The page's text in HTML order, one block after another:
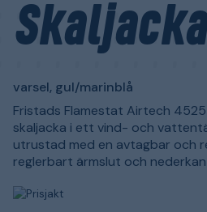
Skaljacka
varsel, gul/marinblå
Fristads Flamestat Airtech
skaljacka i ett vind- och
utrustad med en avtagbar och
reglerbart ärmslut och